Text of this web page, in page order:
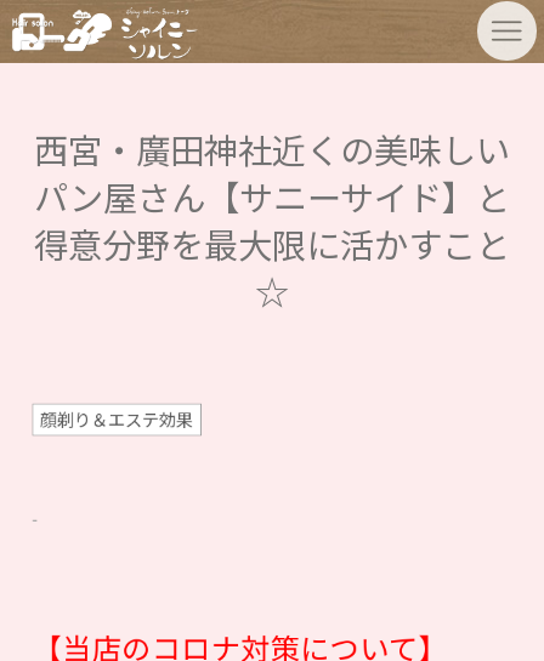
西宮・廣田神社近くの美味しい
パン屋さん【サニーサイド】と
得意分野を最大限に活かすこと
☆
顔剃り＆エステ効果
【当店のコロナ対策について】